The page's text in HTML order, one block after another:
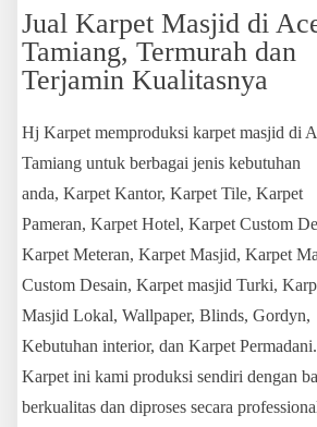
Jual Karpet Masjid di
Tamiang, Termurah dan
Terjamin Kualitasnya
Hj Karpet memproduksi karpet masjid di
Tamiang untuk berbagai jenis kebutuhan
anda, Karpet Kantor, Karpet Tile, Karpet
Pameran, Karpet Hotel, Karpet Custom
Karpet Meteran, Karpet Masjid, Karpet
Custom Desain, Karpet masjid Turki,
Masjid Lokal, Wallpaper, Blinds, Gordyn,
Kebutuhan interior, dan Karpet Permadani.
Karpet ini kami produksi sendiri dengan
berkualitas dan diproses secara